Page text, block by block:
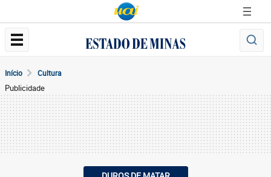
Início Cultura
Publicidade